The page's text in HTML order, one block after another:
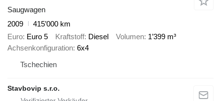
Saugwagen
2009
415’000 km
Euro Euro 5 Kraftstoff Diesel Volumen 1’399 m³
Achsenkonfiguration 6x4
Tschechien
Stavbovip s.r.o.